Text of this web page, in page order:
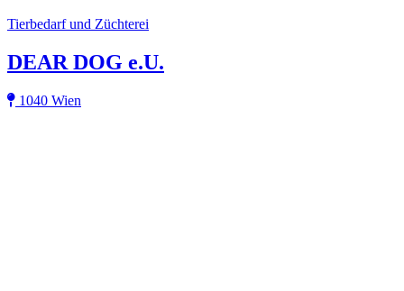
Tierbedarf und Züchterei
DEAR DOG e.U.
1040 Wien